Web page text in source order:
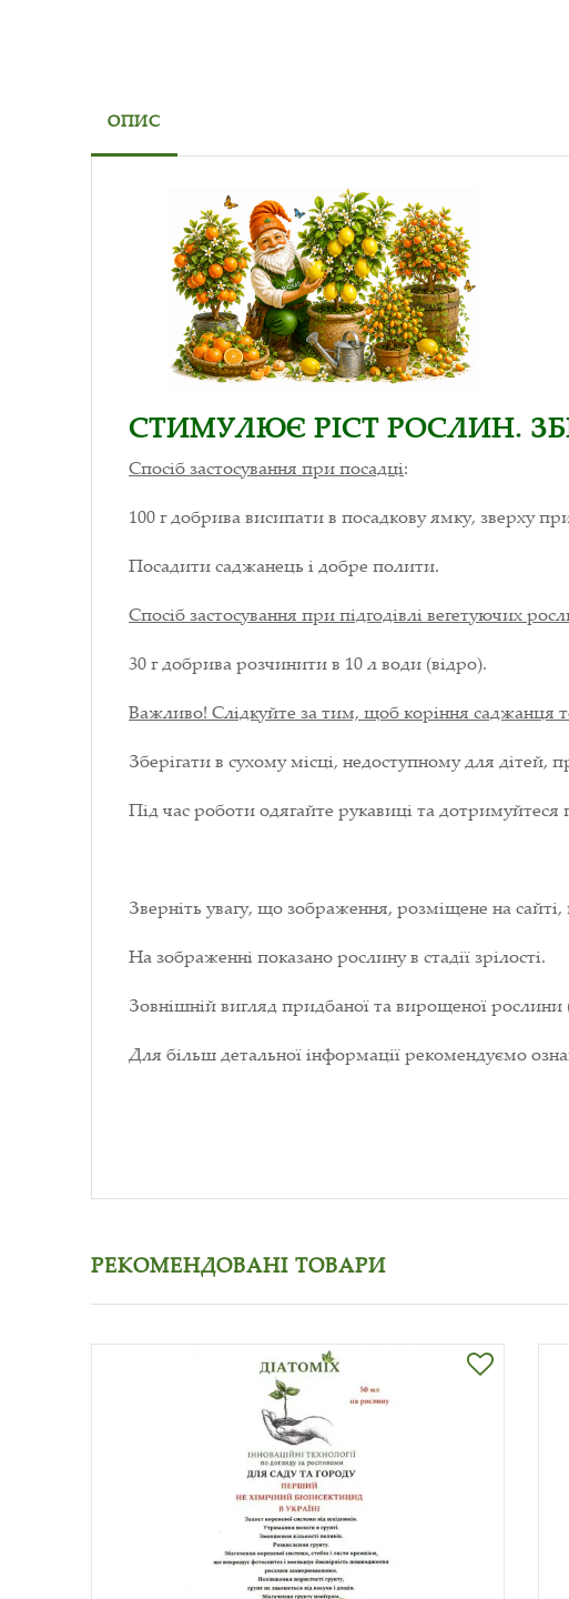
ОПИС
СТИМУЛЮЄ РІСТ РОСЛИН.
Спосіб застосування при посадці:
100 г добрива висипати в посадкову ямку, зверху
Посадити саджанець і добре полити.
Спосіб застосування при підгодівлі вегетуючих
30 г добрива розчинити в 10 л води (відро).
Важливо! Слідкуйте за тим, щоб коріння саджанця
Зберігати в сухому місці, недоступному для дітей,
Під час роботи одягайте рукавиці та дотримуйтеся
Зверніть увагу, що зображення, розміщене на
На зображенні показано рослину в стадії зрілості.
Зовнішній вигляд придбаної та вирощеної рослини
Для більш детальної інформації рекомендуємо
РЕКОМЕНДОВАНІ ТОВАРИ